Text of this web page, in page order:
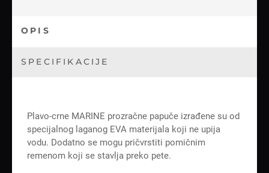
OPIS
SPECIFIKACIJE
Plavo-crne MARINE prozračne papuče izrađene su od
specijalnog laganog EVA materijala koji ne upija
vodu. Dodatno se mogu pričvrstiti pomičnim
remenom koji se stavlja preko pete.